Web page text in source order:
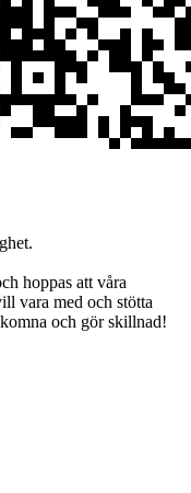
hoppas att våra
vara med och stötta
och gör skillnad!